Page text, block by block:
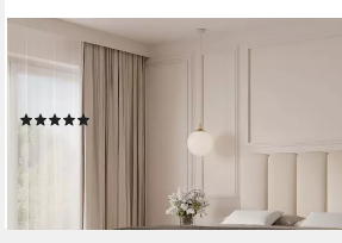
COMPLEO
Boxbett Wolkenbett, Bequem H3 CAOBA,
gepolstertes Kopfteil mit Bettkasten
ab 1.049,00 €
lieferbar - in 9-11 Werktagen bei dir
+1